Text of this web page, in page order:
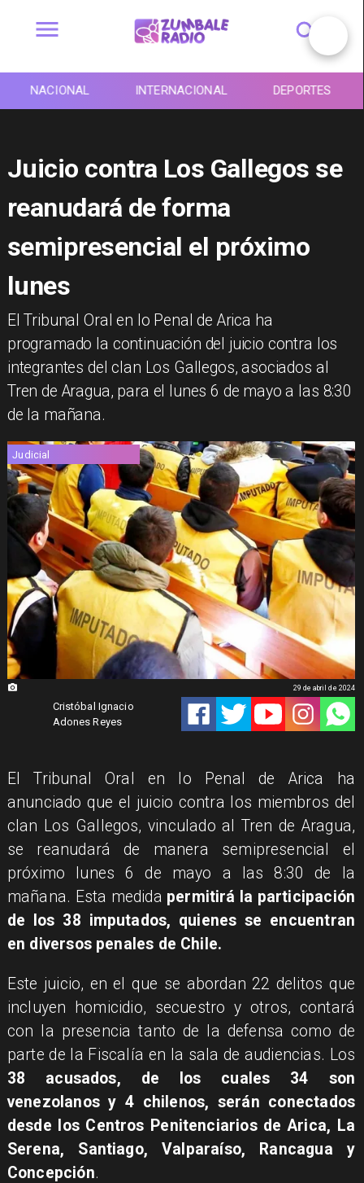
NACIONAL INTERNACIONAL DEPORTES
Juicio contra Los Gallegos se
reanudará de forma
semipresencial el próximo
lunes
​El Tribunal Oral en lo Penal de Arica ha
programado la continuación del juicio contra los
integrantes del clan Los Gallegos, asociados al
Tren de Aragua, para el lunes 6 de mayo a las 8:30
de la mañana.
Judicial
Cristóbal Ignacio
Adones Reyes
29 de abril de 2024
El Tribunal Oral en lo Penal de Arica ha
anunciado que el juicio contra los miembros del
clan Los Gallegos, vinculado al Tren de Aragua,
se reanudará de manera semipresencial el
próximo lunes 6 de mayo a las 8:30 de la
mañana. Esta medida permitirá la participación
de los 38 imputados, quienes se encuentran
en diversos penales de Chile.
Este juicio, en el que se abordan 22 delitos que
incluyen homicidio, secuestro y otros, contará
con la presencia tanto de la defensa como de
parte de la Fiscalía en la sala de audiencias. Los
38 acusados, de los cuales 34 son
venezolanos y 4 chilenos, serán conectados
desde los Centros Penitenciarios de Arica, La
Serena, Santiago, Valparaíso, Rancagua y
Concepción.